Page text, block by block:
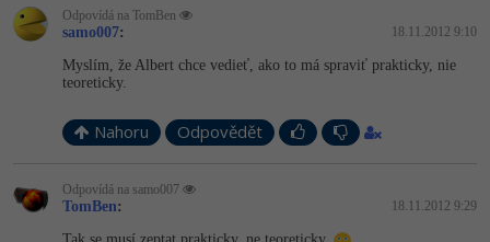
Odpovídá na TomBen
samo007: 18.11.2012 9:10
Myslím, že Albert chce vedieť, ako to má spraviť prakticky, nie
teoreticky.
Nahoru Odpovědět
Odpovídá na samo007
TomBen: 18.11.2012 9:29